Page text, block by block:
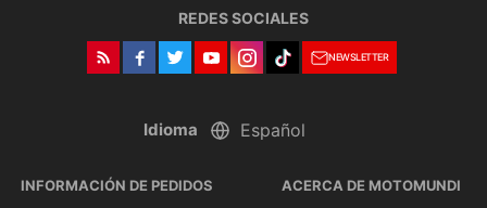
REDES SOCIALES
NEWSLETTER
Idioma
INFORMACIÓN DE PEDIDOS ACERCA DE MOTOMUNDI